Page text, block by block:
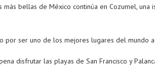
más bellas de México continúa en Cozumel,
por ser uno de los mejores lugares del mundo
disfrutar las playas de San Francisco y